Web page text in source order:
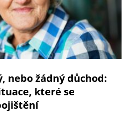
nebo žádný důchod:
které se